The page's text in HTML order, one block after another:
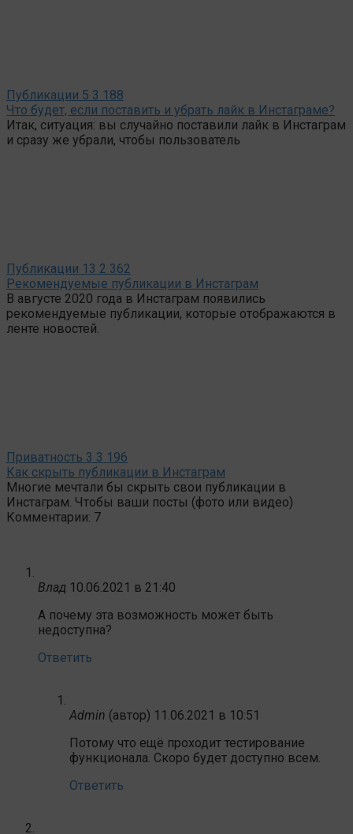
Публикации 5 3 188
Что будет, если поставить и убрать лайк в Инстаграме?
Итак, ситуация: вы случайно поставили лайк в Инстаграм
и сразу же убрали, чтобы пользователь
Публикации 13 2 362
Рекомендуемые публикации в Инстаграм
В августе 2020 года в Инстаграм появились
рекомендуемые публикации, которые отображаются в
ленте новостей.
Приватность 3 3 196
Как скрыть публикации в Инстаграм
Многие мечтали бы скрыть свои публикации в
Инстаграм. Чтобы ваши посты (фото или видео)
Комментарии: 7
Влад 10.06.2021 в 21:40
А почему эта возможность может быть
недоступна?
Ответить
Admin (автор) 11.06.2021 в 10:51
Потому что ещё проходит тестирование
функционала. Скоро будет доступно всем.
Ответить